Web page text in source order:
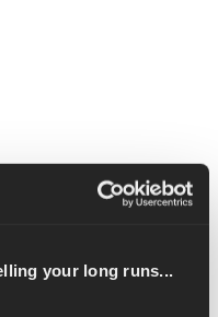
your long runs...
la espalda, las caderas y